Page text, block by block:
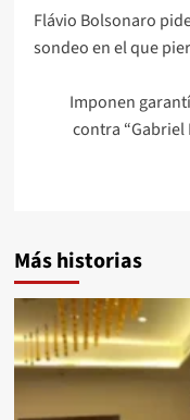
Flávio Bolsonaro
sondeo en el que
Imponen
contra “Gabriel
Más historias